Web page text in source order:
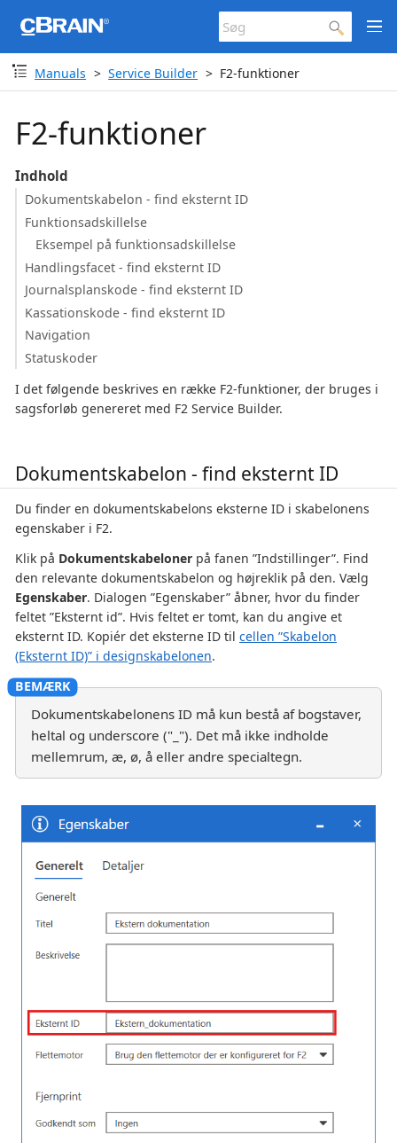
Manuals Service Builder F2-funktioner
F2-funktioner
Indhold
Dokumentskabelon - find eksternt ID
Funktionsadskillelse
Eksempel på funktionsadskillelse
Handlingsfacet - find eksternt ID
Journalsplanskode - find eksternt ID
Kassationskode - find eksternt ID
Navigation
Statuskoder
I det følgende beskrives en række F2-funktioner, der bruges i
sagsforløb genereret med F2 Service Builder.
Dokumentskabelon - find eksternt ID
Du finder en dokumentskabelons eksterne ID i skabelonens
egenskaber i F2.
Klik på Dokumentskabeloner på fanen ”Indstillinger”. Find
den relevante dokumentskabelon og højreklik på den. Vælg
Egenskaber. Dialogen ”Egenskaber” åbner, hvor du finder
feltet ”Eksternt id”. Hvis feltet er tomt, kan du angive et
eksternt ID. Kopiér det eksterne ID til cellen ”Skabelon
(Eksternt ID)” i designskabelonen.
Dokumentskabelonens ID må kun bestå af bogstaver,
heltal og underscore ("_"). Det må ikke indholde
mellemrum, æ, ø, å eller andre specialtegn.